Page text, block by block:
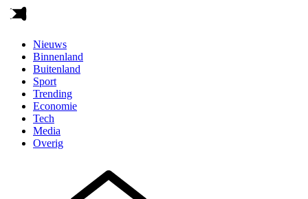
Nieuws
Binnenland
Buitenland
Sport
Trending
Economie
Tech
Media
Overig